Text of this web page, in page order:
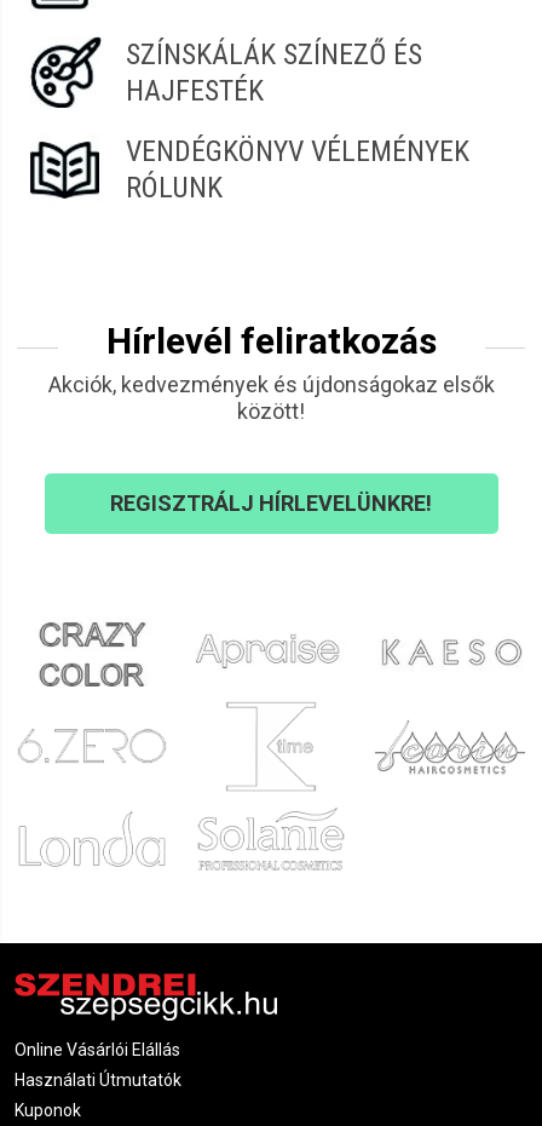
SZÍNSKÁLÁK SZÍNEZŐ ÉS
HAJFESTÉK
VENDÉGKÖNYV VÉLEMÉNYEK
RÓLUNK
Hírlevél feliratkozás
Akciók, kedvezmények és újdonságokaz elsők
között!
REGISZTRÁLJ HÍRLEVELÜNKRE!
Online Vásárlói Elállás
Használati Útmutatók
Kuponok